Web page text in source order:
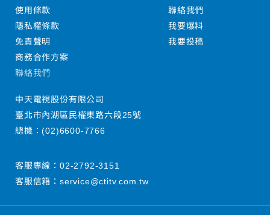
使用條款
隱私權條款
免責聲明
商務合作方案
聯絡我們
我要爆料
我要投稿
聯絡我們
中天電視股份有限公司
臺北市內湖區民權東路六段25號
總機：(02)6600-7766
客服專線： 02-2792-3151
客服信箱： service@ctitv.com.tw